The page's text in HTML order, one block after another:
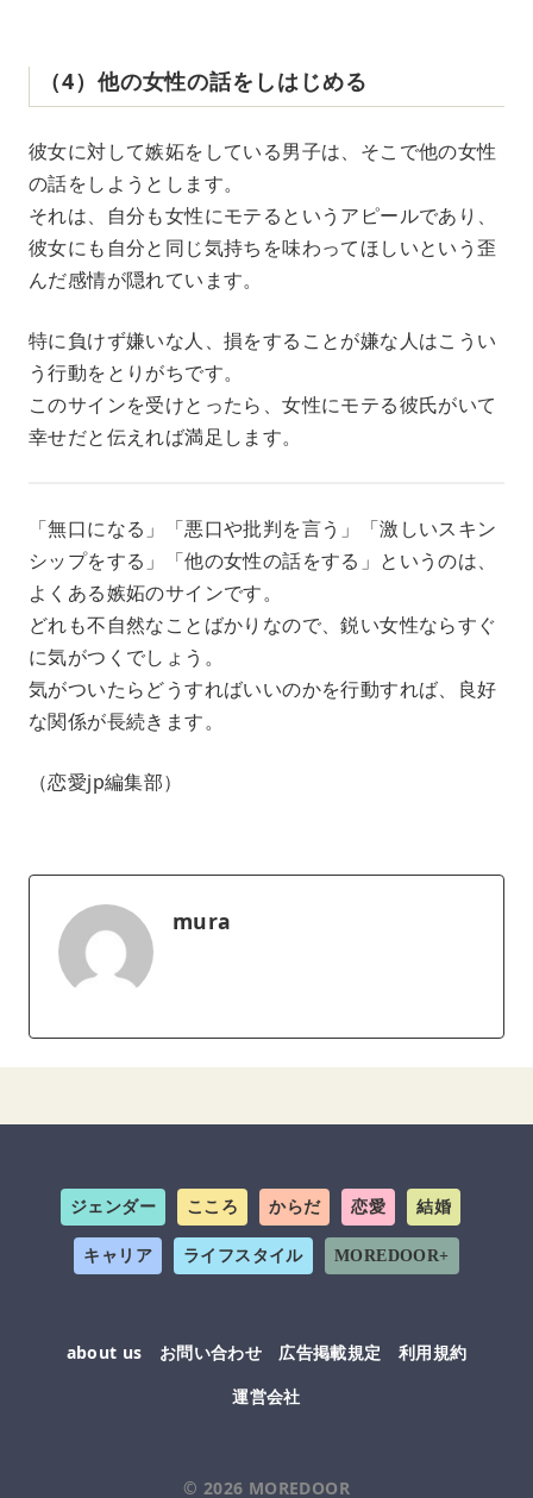
（4）他の女性の話をしはじめる
彼女に対して嫉妬をしている男子は、そこで他の女性
の話をしようとします。
それは、自分も女性にモテるというアピールであり、
彼女にも自分と同じ気持ちを味わってほしいという歪
んだ感情が隠れています。
特に負けず嫌いな人、損をすることが嫌な人はこうい
う行動をとりがちです。
このサインを受けとったら、女性にモテる彼氏がいて
幸せだと伝えれば満足します。
「無口になる」「悪口や批判を言う」「激しいスキン
シップをする」「他の女性の話をする」というのは、
よくある嫉妬のサインです。
どれも不自然なことばかりなので、鋭い女性ならすぐ
に気がつくでしょう。
気がついたらどうすればいいのかを行動すれば、良好
な関係が長続きます。
（恋愛jp編集部）
mura
ジェンダー こころ からだ 恋愛 結婚
キャリア ライフスタイル MOREDOOR+
about us お問い合わせ 広告掲載規定
利用規約
運営会社
© 2026 MOREDOOR